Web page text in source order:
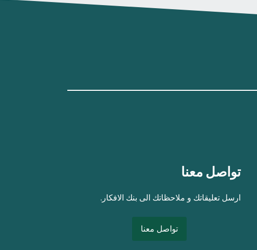
تواصل معنا
ارسل تعليقاتك و ملاحظاتك الى بنك الافكار.
تواصل معنا